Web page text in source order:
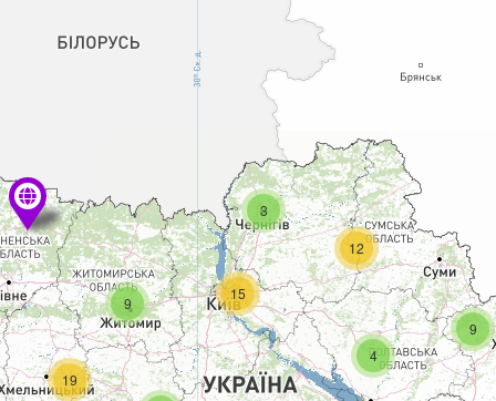
19
9
3
4
12
15
9